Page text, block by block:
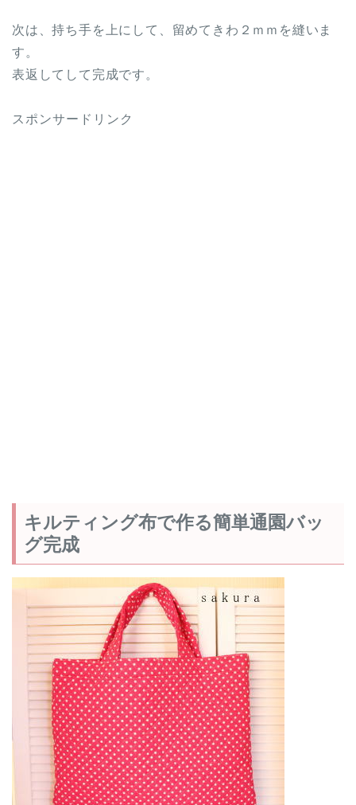
次は、持ち手を上にして、留めてきわ２ｍｍを縫いま
す。
表返してして完成です。
スポンサードリンク
キルティング布で作る簡単通園バッ
グ完成